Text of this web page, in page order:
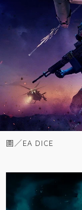
圖／EA DICE